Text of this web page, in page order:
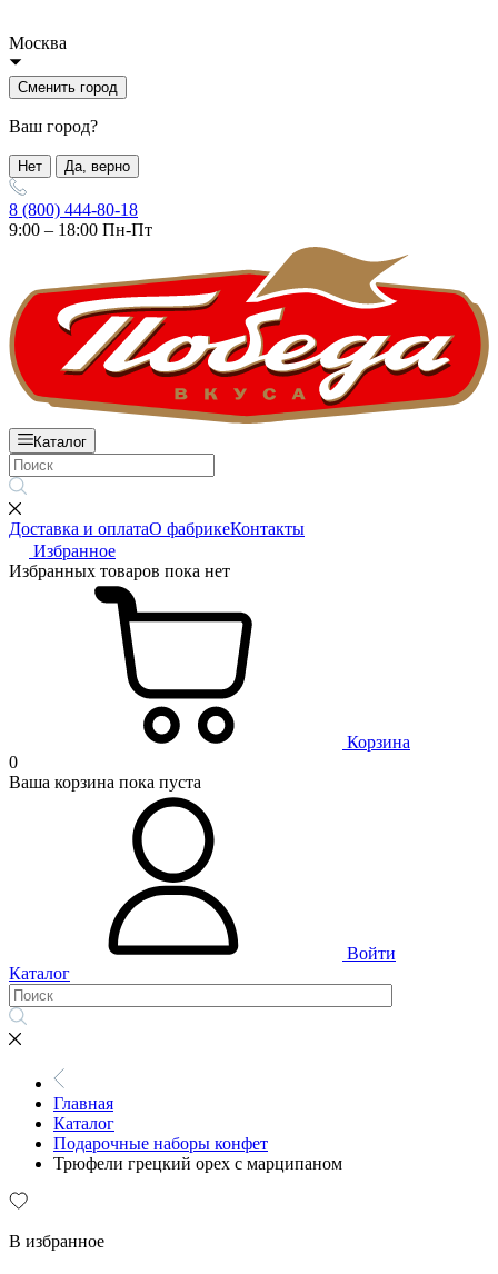
Москва
Сменить город
Ваш город?
Нет Да, верно
8 (800) 444-80-18
9:00 – 18:00 Пн-Пт
Каталог
Доставка и оплатаО фабрикеКонтакты
Избранное
Избранных товаров пока нет
Корзина
0
Ваша корзина пока пуста
Войти
Каталог
Главная
Каталог
Подарочные наборы конфет
Трюфели грецкий орех с марципаном
В избранное